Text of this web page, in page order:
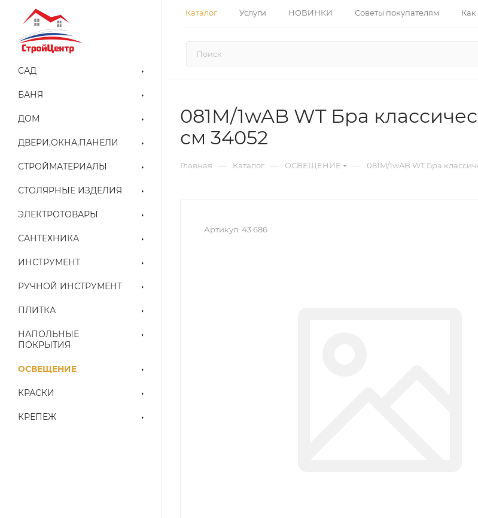
Каталог Услуги НОВИНКИ Советы покупателям Как
САД
БАНЯ
ДОМ
ДВЕРИ,ОКНА,ПАНЕЛИ
СТРОЙМАТЕРИАЛЫ
СТОЛЯРНЫЕ ИЗДЕЛИЯ
ЭЛЕКТРОТОВАРЫ
САНТЕХНИКА
ИНСТРУМЕНТ
РУЧНОЙ ИНСТРУМЕНТ
ПЛИТКА
НАПОЛЬНЫЕ
ПОКРЫТИЯ
ОСВЕЩЕНИЕ
КРАСКИ
КРЕПЕЖ
081M/1wAB WT Бра
см 34052
Главная — Каталог — ОСВЕЩЕНИЕ — 081M/1wAB WT Бра
Артикул: 43 686